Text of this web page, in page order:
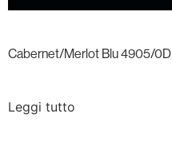
Cabernet/Merlot Blu 4905/0D
Leggi tutto